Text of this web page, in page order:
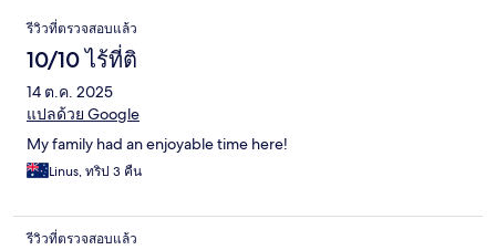
รีวิว
รีวิวที่ตรวจสอบแล้ว
10/10 ไร้ที่ติ
14 ต.ค. 2025
แปลด้วย Google
My family had an enjoyable time here!
Linus, ทริป 3 คืน
รีวิวที่ตรวจสอบแล้ว